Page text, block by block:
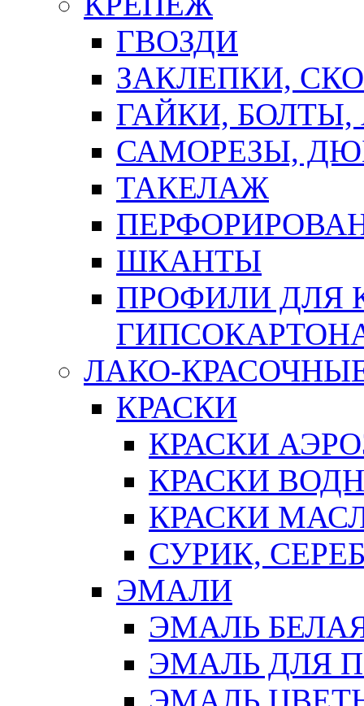
ГВОЗДИ
ЗАКЛЕПКИ,
ГАЙКИ,
САМОРЕЗЫ,
ТАКЕЛАЖ
ШКАНТЫ
ПРОФИЛИ ДЛЯ
ЛАКО-
КРАСКИ
КРАСКИ
КРАСКИ
КРАСКИ
СУРИК,
ЭМАЛИ
ЭМАЛЬ
ЭМАЛЬ ДЛЯ